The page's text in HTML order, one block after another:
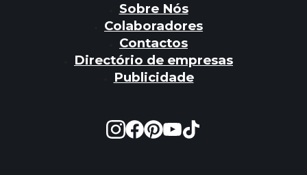
Sobre Nós
Colaboradores
Contactos
Directório de empresas
Publicidade